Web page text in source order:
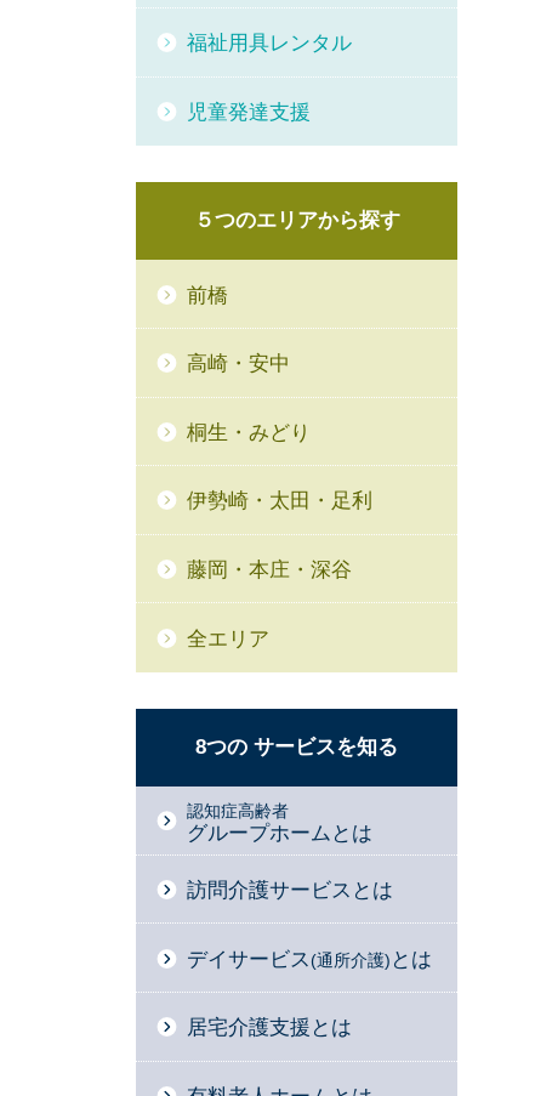
福祉用具レンタル
児童発達支援
５つのエリアから探す
前橋
高崎・安中
桐生・みどり
伊勢崎・太田・足利
藤岡・本庄・深谷
全エリア
8つの サービスを知る
認知症高齢者
グループホームとは
訪問介護サービスとは
デイサービス (通所介護) とは
居宅介護支援とは